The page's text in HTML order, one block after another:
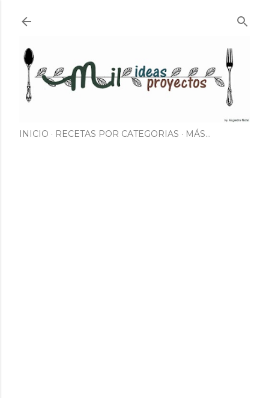
INICIO RECETAS POR CATEGORIAS MÁS…